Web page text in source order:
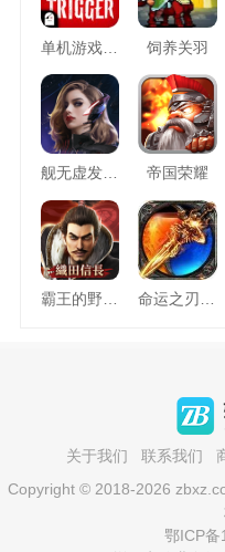
单机游戏死亡扳机 饲养关羽
舰无虚发暗星 帝国荣耀
关于我们 联系我们
Copyright © 2018-2026
鄂ICP